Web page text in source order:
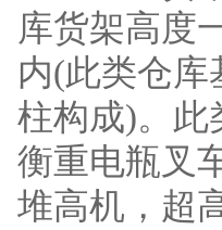
库货架高度
内(此类仓
柱构成)。此
衡重电瓶叉
堆高机，超